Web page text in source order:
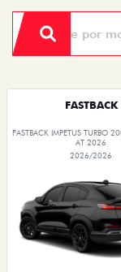
FASTBACK
FASTBACK IMPETUS TURBO
AT 2026
2026/2026